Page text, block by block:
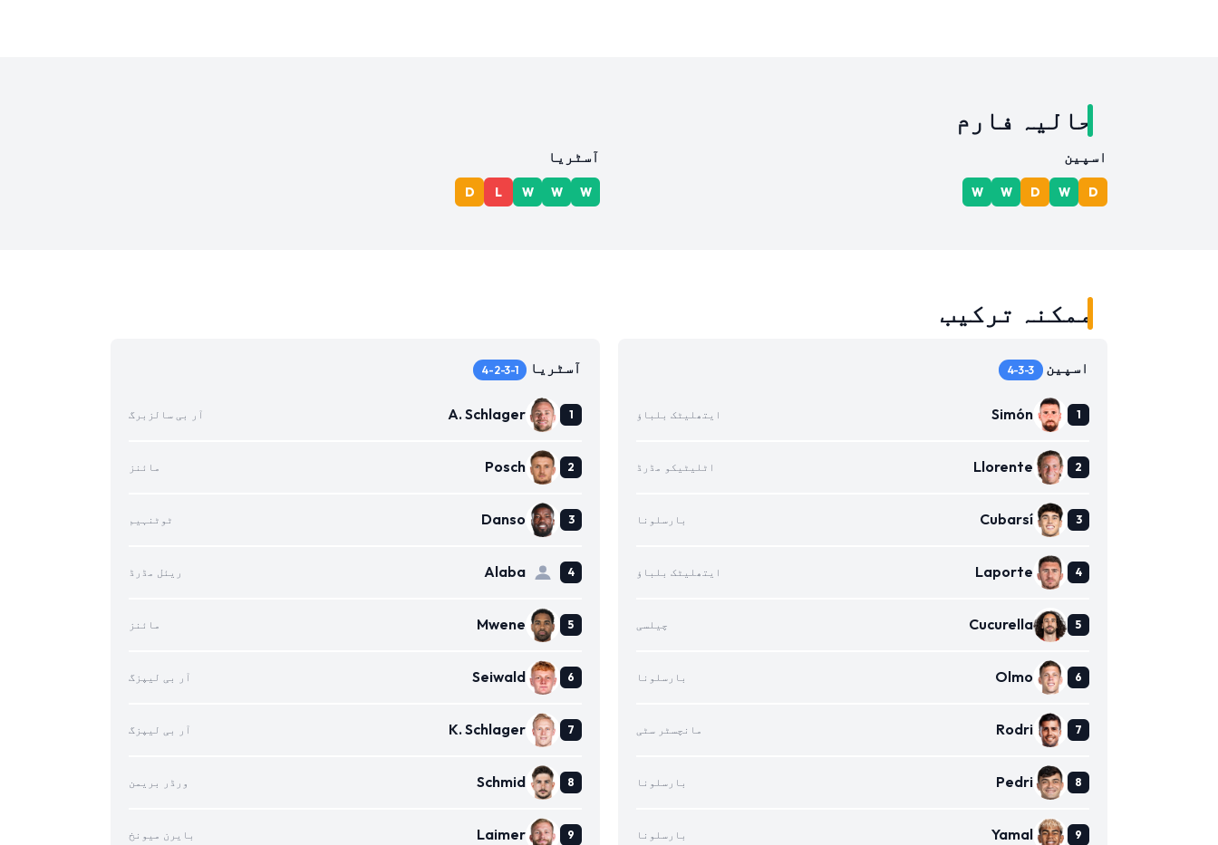
حالیہ فارم
اسپین
D
W
D
W
W
آسٹریا
W
W
W
L
D
ممکنہ ترکیب
اسپین 4-3-3
Simón ایتھلیٹک بلباؤ
Llorente اٹلیٹیکو مڈرڈ
Cubarsí بارسلونا
Laporte ایتھلیٹک بلباؤ
Cucurella چیلسی
Olmo بارسلونا
Rodri مانچسٹر سٹی
Pedri بارسلونا
Yamal بارسلونا
آسٹریا 4-2-3-1
A. Schlager آر بی سالزبرگ
Posch مائنز
Danso ٹوٹنہیم
Alaba ریئل مڈرڈ
Mwene مائنز
Seiwald آر بی لیپزگ
K. Schlager آر بی لیپزگ
Schmid ورڈر بریمن
Laimer بایرن میونخ